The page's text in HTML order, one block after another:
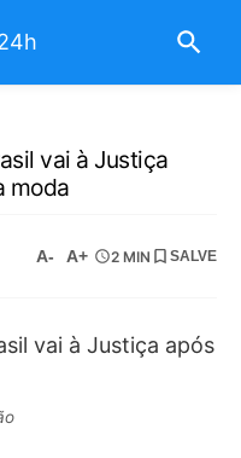
vai à Justiça
moda
A- A+ 2 MIN SALVE